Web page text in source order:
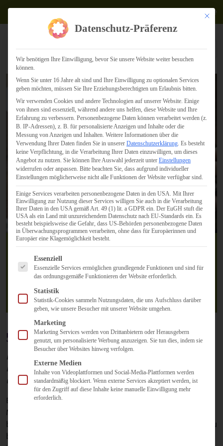
Termine
Ein Buch veröffentlichen
11. März 2019
5 Dinge, die Sie wissen sollten.
Lesen Sie hier, weshalb Sie sich von der Idee eines
Bestsellers verabschieden sollten und wieso das
überhaupt nicht schlimm ist.
Es ist so weit, ihr Manuskript ist fertig und soll auf den
Markt. Was nun? In einem meiner vorherigen Blogbeiträge
bin ich bereits darauf eingegangen, was es bei Verlagen zu
beachten gibt und welche sonstigen Wege noch zu einer
Mit
Datenschutz-Präferenz
Wir benötigen Ihre Einwilligung, bevor Sie unsere Website weiter besuchen
können.
Wenn Sie unter 16 Jahre alt sind und Ihre Einwilligung zu optionalen Services
geben möchten, müssen Sie Ihre Erziehungsberechtigten um Erlaubnis bitten.
Wir verwenden Cookies und andere Technologien auf unserer Website. Einige
von ihnen sind essenziell, während andere uns helfen, diese Website und Ihre
Erfahrung zu verbessern. Personenbezogene Daten können verarbeitet werden (z.
B. IP-Adressen), z. B. für personalisierte Anzeigen und Inhalte oder die
Messung von Anzeigen und Inhalten. Weitere Informationen über die
Verwendung Ihrer Daten finden Sie in unserer Datenschutzerklärung. Es besteht
keine Verpflichtung, in die Verarbeitung Ihrer Daten einzuwilligen, um dieses
Angebot zu nutzen. Sie können Ihre Auswahl jederzeit unter Einstellungen
widerrufen oder anpassen. Bitte beachten Sie, dass aufgrund individueller
Einstellungen möglicherweise nicht alle Funktionen der Website verfügbar sind.
Einige Services verarbeiten personenbezogene Daten in den USA. Mit Ihrer
Einwilligung zur Nutzung dieser Services willigen Sie auch in die Verarbeitung
Ihrer Daten in den USA gemäß Art. 49 (1) lit. a GDPR ein. Der EuGH stuft die
USA als ein Land mit unzureichendem Datenschutz nach EU-Standards ein. Es
besteht beispielsweise die Gefahr, dass US-Behörden personenbezogene Daten
in Überwachungsprogrammen verarbeiten, ohne dass für Europäerinnen und
Europäer eine Klagemöglichkeit besteht.
Es folgt eine Liste der Service-Gruppen, für die eine
Essenziell
Essenzielle Services ermöglichen grundlegende Funktionen und sind für
das ordnungsgemäße Funktionieren der Website erforderlich.
Statistik
Statistik-Cookies sammeln Nutzungsdaten, die uns Aufschluss darüber
geben, wie unsere Besucher mit unserer Website umgehen.
Marketing
Marketing Services werden von Drittanbietern oder Herausgebern
genutzt, um personalisierte Werbung anzuzeigen. Sie tun dies, indem sie
Besucher über Websites hinweg verfolgen.
Externe Medien
Inhalte von Videoplattformen und Social-Media-Plattformen werden
standardmäßig blockiert. Wenn externe Services akzeptiert werden, ist
für den Zugriff auf diese Inhalte keine manuelle Einwilligung mehr
erforderlich.